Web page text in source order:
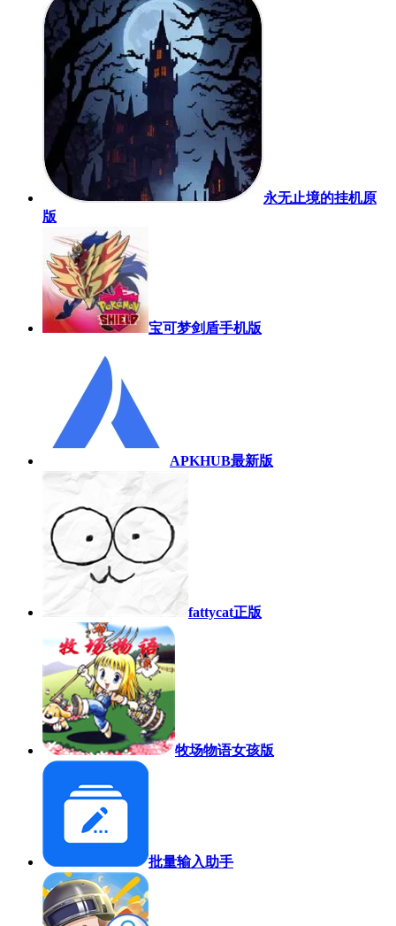
永无止境的挂机原
版
宝可梦剑盾手机版
APKHUB最新版
fattycat正版
牧场物语女孩版
批量输入助手